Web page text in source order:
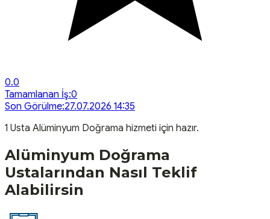
0.0
Tamamlanan İş:0
Son Görülme:27.07.2026 14:35
1 Usta Alüminyum Doğrama hizmeti için hazır.
Alüminyum Doğrama
Ustalarından Nasıl Teklif
Alabilirsin